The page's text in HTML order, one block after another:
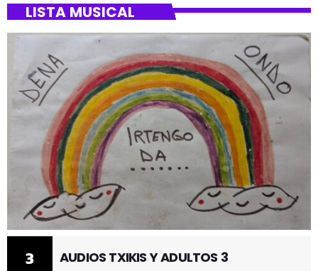
LISTA MUSICAL
3 AUDIOS TXIKIS Y ADULTOS 3